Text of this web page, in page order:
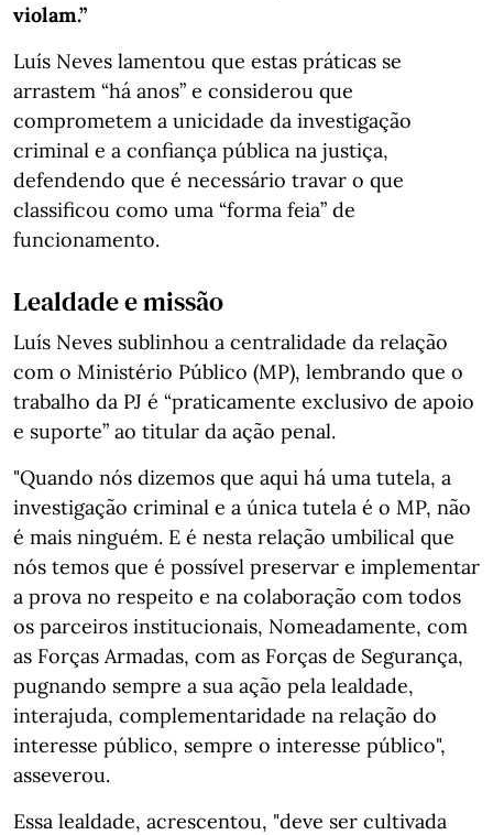
violam.”
Luís Neves lamentou que estas práticas se
arrastem “há anos” e considerou que
comprometem a unicidade da investigação
criminal e a confiança pública na justiça,
defendendo que é necessário travar o que
classificou como uma “forma feia” de
funcionamento.
Lealdade e missão
Luís Neves sublinhou a centralidade da relação
com o Ministério Público (MP), lembrando que o
trabalho da PJ é “praticamente exclusivo de apoio
e suporte” ao titular da ação penal.
"Quando nós dizemos que aqui há uma tutela, a
investigação criminal e a única tutela é o MP, não
é mais ninguém. E é nesta relação umbilical que
nós temos que é possível preservar e implementar
a prova no respeito e na colaboração com todos
os parceiros institucionais, Nomeadamente, com
as Forças Armadas, com as Forças de Segurança,
pugnando sempre a sua ação pela lealdade,
interajuda, complementaridade na relação do
interesse público, sempre o interesse público",
asseverou.
Essa lealdade, acrescentou, "deve ser cultivada